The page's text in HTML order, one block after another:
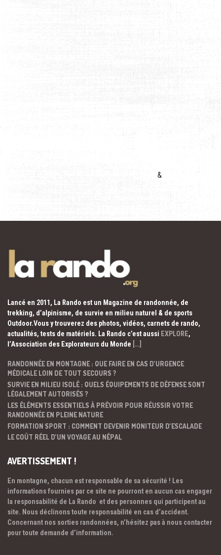
&
Lancé en 2011, La Rando est un Magazine de randonnée, de
trekking, d’alpinisme, de survie en milieu naturel & de sports
Outdoor.Vous y trouverez des photos, vidéos, carnets de rando,
actualités, tests de matériels. La Rando c’est aussi EXPLORE,
l’Association des Explorateurs du Monde […]
RANDONNÉE EN MONTAGNE : QUE FAIRE EN CAS D’URGENCE
MÉDICALE LOIN DE TOUT SECOURS ?
SURVIE EN MILIEU ISOLÉ : QUELS ÉQUIPEMENTS DE DÉFENSE SONT
LÉGALEMENT AUTORISÉS ?
LES ÉLÉMENTS ESSENTIELS À PRÉVOIR POUR RÉUSSIR VOTRE
RANDONNÉE EN PLEINE NATURE
FORMATION SPORT : COMMENT DEVENIR MONITEUR D’ESCALADE
LE COÛT RÉEL D’UN VOYAGE AU NÉPAL
AVERTISSEMENT !
En montagne, chacun est responsable de sa sécurité ! Les
informations fournies par ce site ne pourront en aucun cas engager
la responsabilité de La Rando et des personnes qui participent au
site. Nous déclinons toute responsabilité en cas d’accident.
Concernant nos sorties randonnées, n’hésitez pas à nous contacter
pour toute demande d’information.